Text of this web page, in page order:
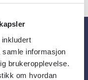
informasjon
brukeropplevelse.
om hvordan